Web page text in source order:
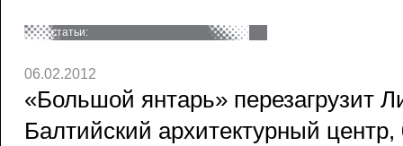
статьи:
06.02.2012
«Большой янтарь» перезагрузит
Балтийский архитектурный центр,